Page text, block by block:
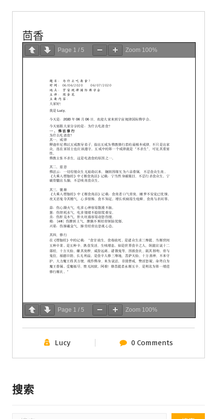
茴香
Page 1 / 5 Zoom 100%
Page 1 / 5 Zoom 100%
Lucy 0 Comments
搜索